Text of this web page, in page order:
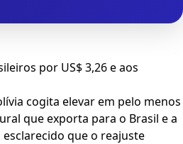
por US$ 3,26 e aos
cogita elevar em pelo menos
que exporta para o Brasil e a
que o reajuste